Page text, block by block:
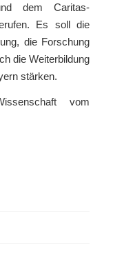
dem Caritas-
Es soll die
die Forschung
die Weiterbildung
stärken.
vom